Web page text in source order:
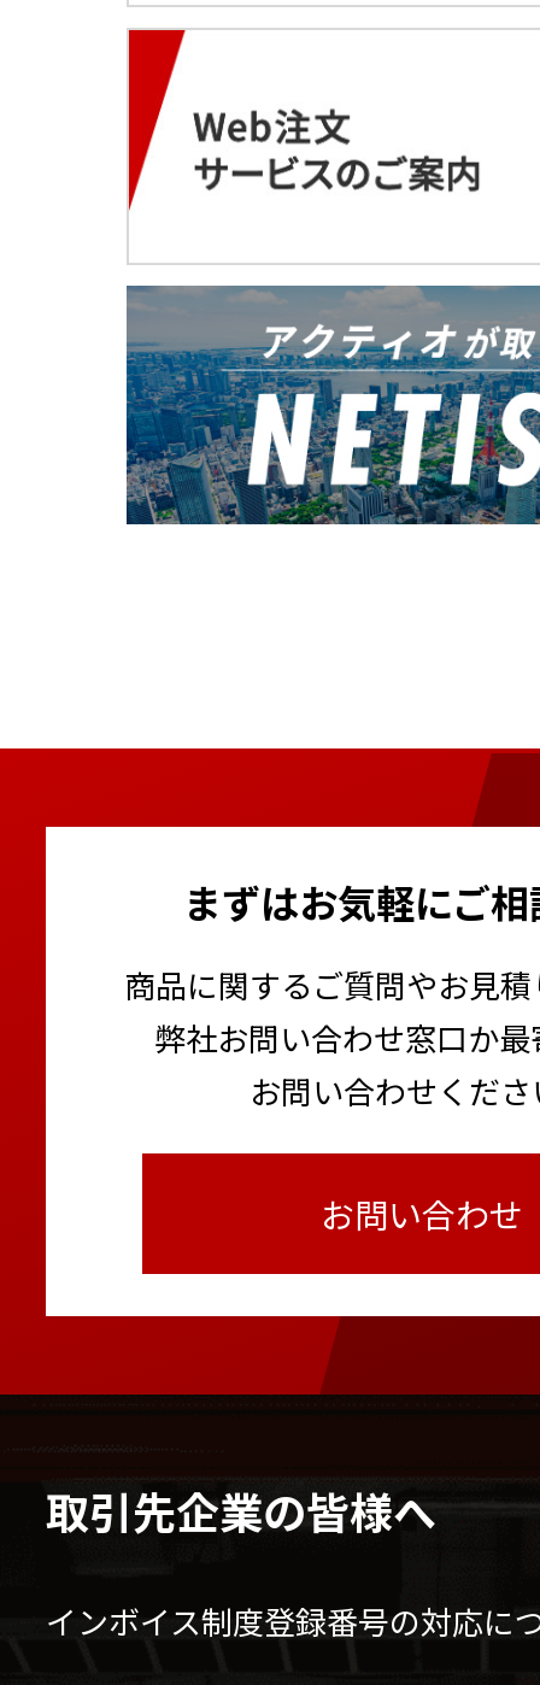
まずはお気軽にご
商品に関するご質問やお見
弊社お問い合わせ窓口か
お問い合わせくだ
お問い合わせ
取引先企業の皆様へ
インボイス制度登録番号の対応に